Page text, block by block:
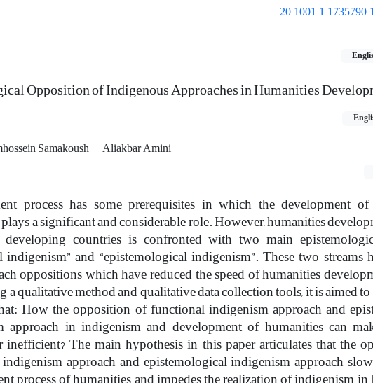
Opposition of Indigenous Approaches in Humanities
Samakoush
Aliakbar Amini
process has some prerequisites in which the development
a significant and considerable role. However, humanities
countries is confronted with two main
indigenism” and “epistemological indigenism”. These two streams
oppositions which have reduced the speed of humanities
a qualitative method and qualitative data collection tools, it is aimed
How the opposition of functional indigenism approach and
approach in indigenism and development of humanities can
The main hypothesis in this paper articulates that the
approach and epistemological indigenism approach